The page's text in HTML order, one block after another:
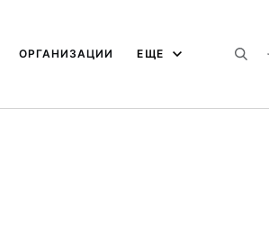
ОРГАНИЗАЦИИ ЕЩЕ